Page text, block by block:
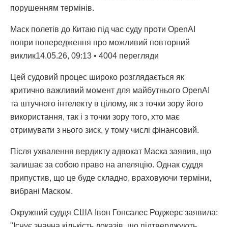
порушенням термінів.
Маск полетів до Китаю під час суду проти OpenAI
попри попередження про можливий повторний
виклик14.05.26, 09:13 • 4004 перегляди
Цей судовий процес широко розглядається як
критично важливий момент для майбутнього OpenAI
та штучного інтелекту в цілому, як з точки зору його
використання, так і з точки зору того, хто має
отримувати з нього зиск, у тому числі фінансовий.
Після ухвалення вердикту адвокат Маска заявив, що
залишає за собою право на апеляцію. Однак суддя
припустив, що це буде складно, враховуючи терміни,
вибрані Маском.
Окружний суддя США Івон Гонсалес Роджерс заявила: